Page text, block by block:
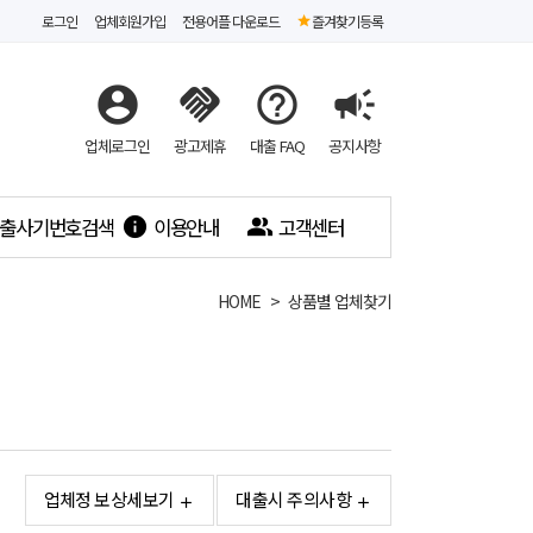
로그인 업체회원가입 전용어플 다운로드 즐겨찾기등록
account_circle
업체로그인
handshake
광고제휴
help_outline
대출 FAQ
campaign
공지사항
사기번호검색 info 이용안내 people_alt 고객센터
HOME 상품별 업체찾기
업체정 보상세보기 대출시 주의사항